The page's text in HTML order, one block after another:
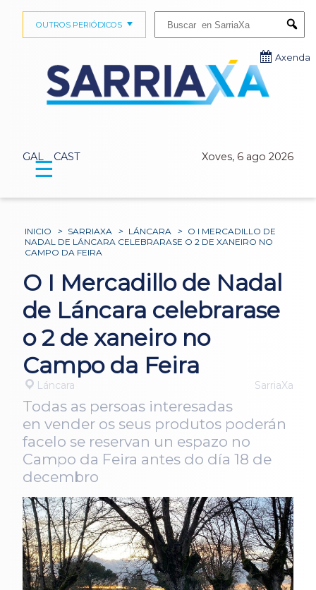
GAL CAST Xoves, 6 ago 2026
OUTROS PERIÓDICOS
Axenda
☰
INICIO > SARRIAXA > LÁNCARA > O I MERCADILLO DE
NADAL DE LÁNCARA CELEBRARASE O 2 DE XANEIRO NO
CAMPO DA FEIRA
O I Mercadillo de Nadal
de Láncara celebrarase
o 2 de xaneiro no
Campo da Feira
Láncara SarriaXa
Todas as persoas interesadas
en vender os seus produtos poderán
facelo se reservan un espazo no
Campo da Feira antes do día 18 de
decembro